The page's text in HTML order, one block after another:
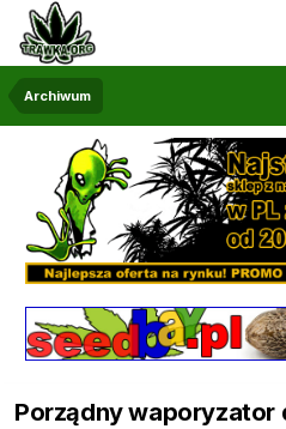
Archiwum
Porządny waporyzator